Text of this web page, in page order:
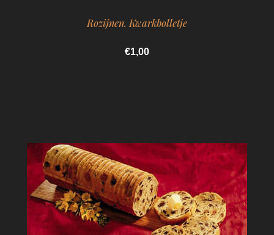
Rozijnen. Kwarkbolletje
€1,00